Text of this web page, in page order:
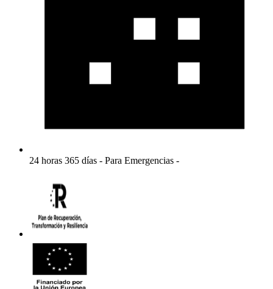
24 horas 365 días - Para Emergencias -